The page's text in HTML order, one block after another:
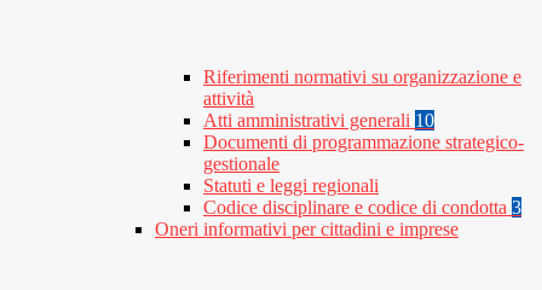
Riferimenti normativi su organizzazione e
attività
Atti amministrativi generali 10
Documenti di programmazione strategico-
gestionale
Statuti e leggi regionali
Codice disciplinare e codice di condotta 3
Oneri informativi per cittadini e imprese